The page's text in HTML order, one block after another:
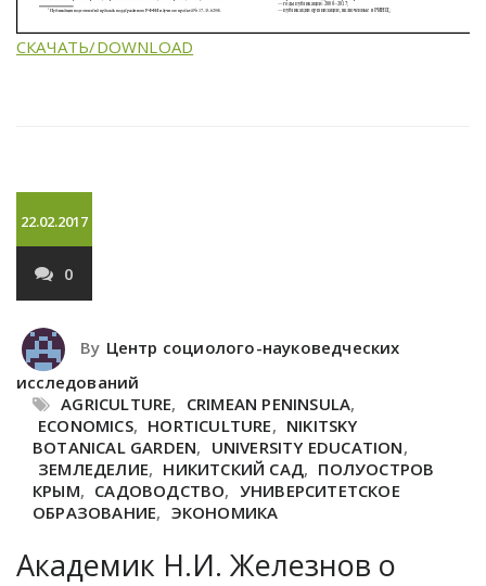
СКАЧАТЬ/DOWNLOAD
22.02.2017
0
By Центр социолого-науковедческих
исследований
AGRICULTURE, CRIMEAN PENINSULA,
ECONOMICS, HORTICULTURE, NIKITSKY
BOTANICAL GARDEN, UNIVERSITY EDUCATION,
ЗЕМЛЕДЕЛИЕ, НИКИТСКИЙ САД, ПОЛУОСТРОВ
КРЫМ, САДОВОДСТВО, УНИВЕРСИТЕТСКОЕ
ОБРАЗОВАНИЕ, ЭКОНОМИКА
Академик Н.И. Железнов о